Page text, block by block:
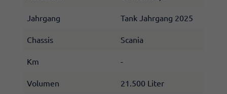
Jahrgang Tank Jahrgang 2025
Chassis Scania
Km -​
Volumen 21.500 Liter